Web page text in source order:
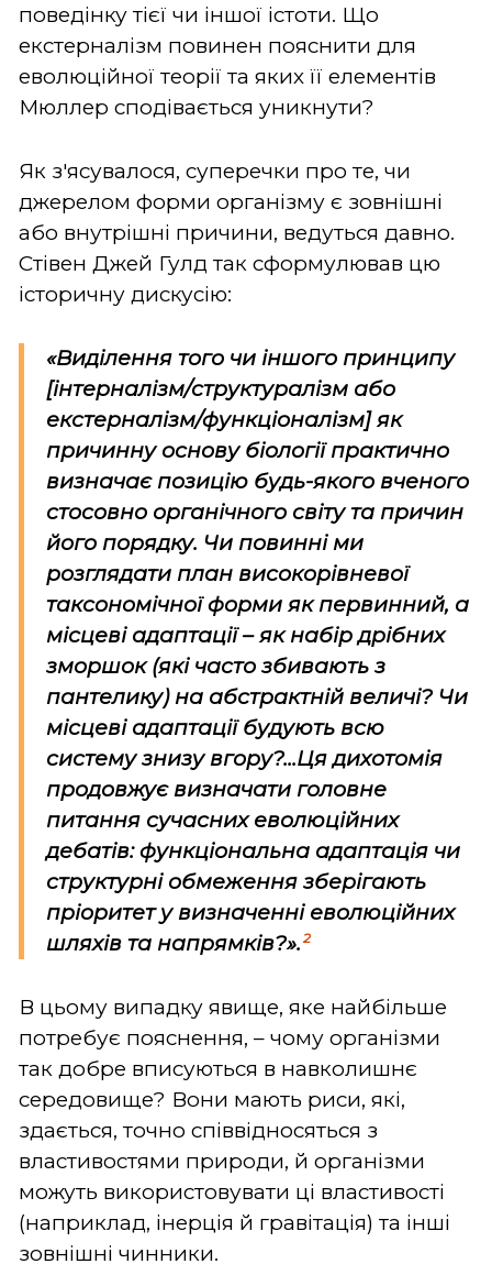
поведінку тієї чи іншої істоти. Що
екстерналізм повинен пояснити для
еволюційної теорії та яких її елементів
Мюллер сподівається уникнути?
Як з'ясувалося, суперечки про те, чи
джерелом форми організму є зовнішні
або внутрішні причини, ведуться давно.
Стівен Джей Гулд так сформулював цю
історичну дискусію:
«Виділення того чи іншого принципу
[інтерналізм/структуралізм або
екстерналізм/функціоналізм] як
причинну основу біології практично
визначає позицію будь-якого вченого
стосовно органічного світу та причин
його порядку. Чи повинні ми
розглядати план високорівневої
таксономічної форми як первинний, а
місцеві адаптації – як набір дрібних
зморшок (які часто збивають з
пантелику) на абстрактній величі? Чи
місцеві адаптації будують всю
систему знизу вгору?...Ця дихотомія
продовжує визначати головне
питання сучасних еволюційних
дебатів: функціональна адаптація чи
структурні обмеження зберігають
пріоритет у визначенні еволюційних
шляхів та напрямків?». 2
В цьому випадку явище, яке найбільше
потребує пояснення, – чому організми
так добре вписуються в навколишнє
середовище? Вони мають риси, які,
здається, точно співвідносяться з
властивостями природи, й організми
можуть використовувати ці властивості
(наприклад, інерція й гравітація) та інші
зовнішні чинники.